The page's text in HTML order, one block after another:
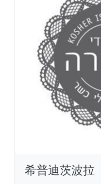
希普迪茨波拉